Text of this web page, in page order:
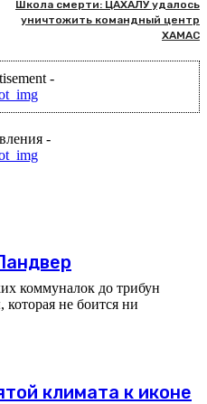
Школа смерти: ЦАХАЛУ удалось
уничтожить командный центр
ХАМАС
-
-
коммуналок до трибун
не боится ни
климата к иконе